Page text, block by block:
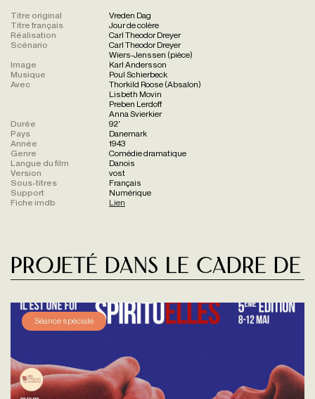
Titre original
Vreden Dag
Titre français
Jour de colère
Réalisation
Carl Theodor Dreyer
Scénario
Carl Theodor Dreyer
Wiers-Jenssen (pièce)
Image
Karl Andersson
Musique
Poul Schierbeck
Avec
Thorkild Roose (Absalon)
Lisbeth Movin
Preben Lerdoff
Anna Svierkier
Durée
92'
Pays
Danemark
Année
1943
Genre
Comédie dramatique
Langue du film
Danois
Version
vost
Sous-titres
Français
Support
Numérique
Fiche imdb
Lien
Projeté dans le cadre de
Séance spéciale